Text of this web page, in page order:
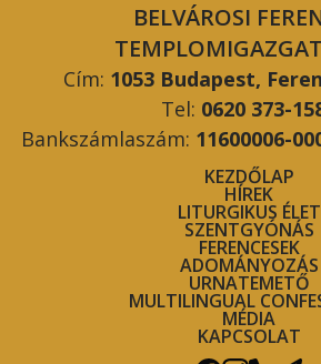
BELVÁROSI
Cím: 1053 Budapest,
Tel: 0620 373-
Bankszámlaszám: 11600006-
KEZDŐLAP
HÍREK
LITURGIKUS ÉLET
SZENTGYÓNÁS
FERENCESEK
ADOMÁNYOZÁS
URNATEMETŐ
MULTILINGUAL
MÉDIA
KAPCSOLAT